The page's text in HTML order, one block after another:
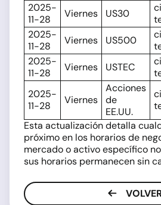
2025-
11-28
Viernes US30
2025-
11-28
Viernes US500
2025-
11-28
Viernes USTEC
2025-
11-28
Viernes
Acciones
de
EE.UU.
Esta actualización detalla
próximo en los horarios de
mercado o activo específico
sus horarios permanecen sin